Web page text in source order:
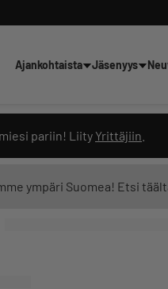
Ajankohtaista Jäsenyys
pariin! Liity Yrittäjiin
ympäri Suomea! Etsi
tai kysy